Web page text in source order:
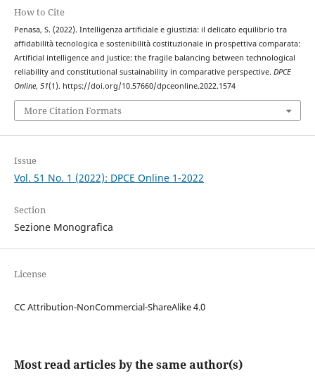
How to Cite
Penasa, S. (2022). Intelligenza artificiale e giustizia: il delicato equilibrio tra
affidabilità tecnologica e sostenibilità costituzionale in prospettiva comparata:
Artificial intelligence and justice: the fragile balancing between technological
reliability and constitutional sustainability in comparative perspective. DPCE
Online, 51(1). https://doi.org/10.57660/dpceonline.2022.1574
More Citation Formats
Issue
Vol. 51 No. 1 (2022): DPCE Online 1-2022
Section
Sezione Monografica
License
CC Attribution-NonCommercial-ShareAlike 4.0
Most read articles by the same author(s)